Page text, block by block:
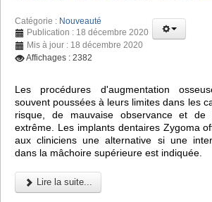
Catégorie : Nouveauté
Publication : 18 décembre 2020
Mis à jour : 18 décembre 2020
Affichages : 2382
Les procédures d'augmentation
souvent poussées à leurs limites dans les
risque, de mauvaise observance et de
extrême. Les implants dentaires Zygoma
aux cliniciens une alternative si une
dans la mâchoire supérieure est indiquée.
Lire la suite...